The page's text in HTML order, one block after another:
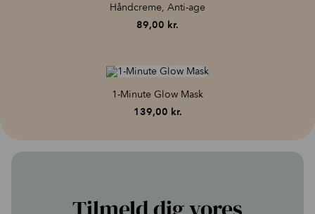
Håndcreme, Anti-age
89,00 kr.
1-Minute Glow Mask
139,00 kr.